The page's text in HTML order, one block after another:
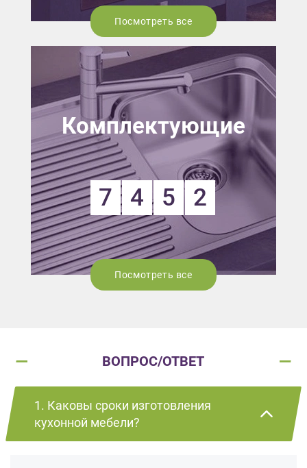
Посмотреть все
Комплектующие
7 4 5 2
Посмотреть все
ВОПРОС/ОТВЕТ
1. Каковы сроки изготовления
кухонной мебели?